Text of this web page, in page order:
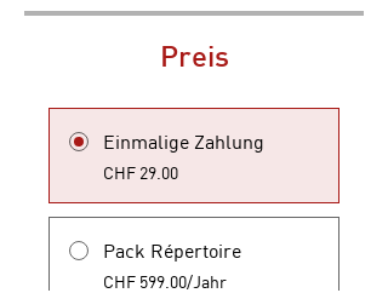
Preis
Einmalige Zahlung
CHF 29.00
Pack Répertoire
CHF 599.00/Jahr